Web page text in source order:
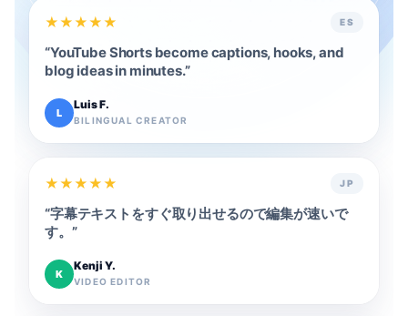
★★★★★ ES
“YouTube Shorts become captions, hooks, and
blog ideas in minutes.”
L
Luis F.
BILINGUAL CREATOR
★★★★★ JP
“字幕テキストをすぐ取り出せるので編集が速いで
す。 ”
K
Kenji Y.
VIDEO EDITOR